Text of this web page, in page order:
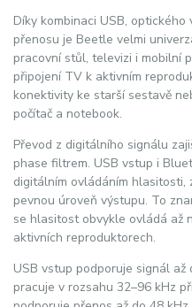
Díky kombinaci USB,
přenosu je Beetle velmi
pracovní stůl, televizi i mobilní
připojení TV k aktivním
konektivity ke starší sestavě
počítač a notebook.
Převod z digitálního signálu
phase filtrem. USB vstup i
digitálním ovládáním hlasitosti,
pevnou úroveň výstupu. To
se hlasitost obvykle ovládá až
aktivních reproduktorech.
USB vstup podporuje signál
pracuje v rozsahu 32–96 kHz